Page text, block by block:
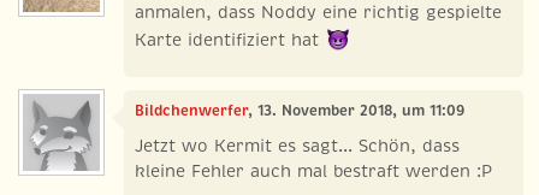
anmalen, dass Noddy eine richtig gespielte
Karte identifiziert hat
Bildchenwerfer, 13. November 2018, um 11:09
Jetzt wo Kermit es sagt... Schön, dass
kleine Fehler auch mal bestraft werden :P